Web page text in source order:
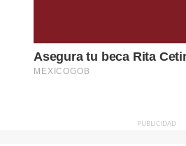
PUBLICIDAD